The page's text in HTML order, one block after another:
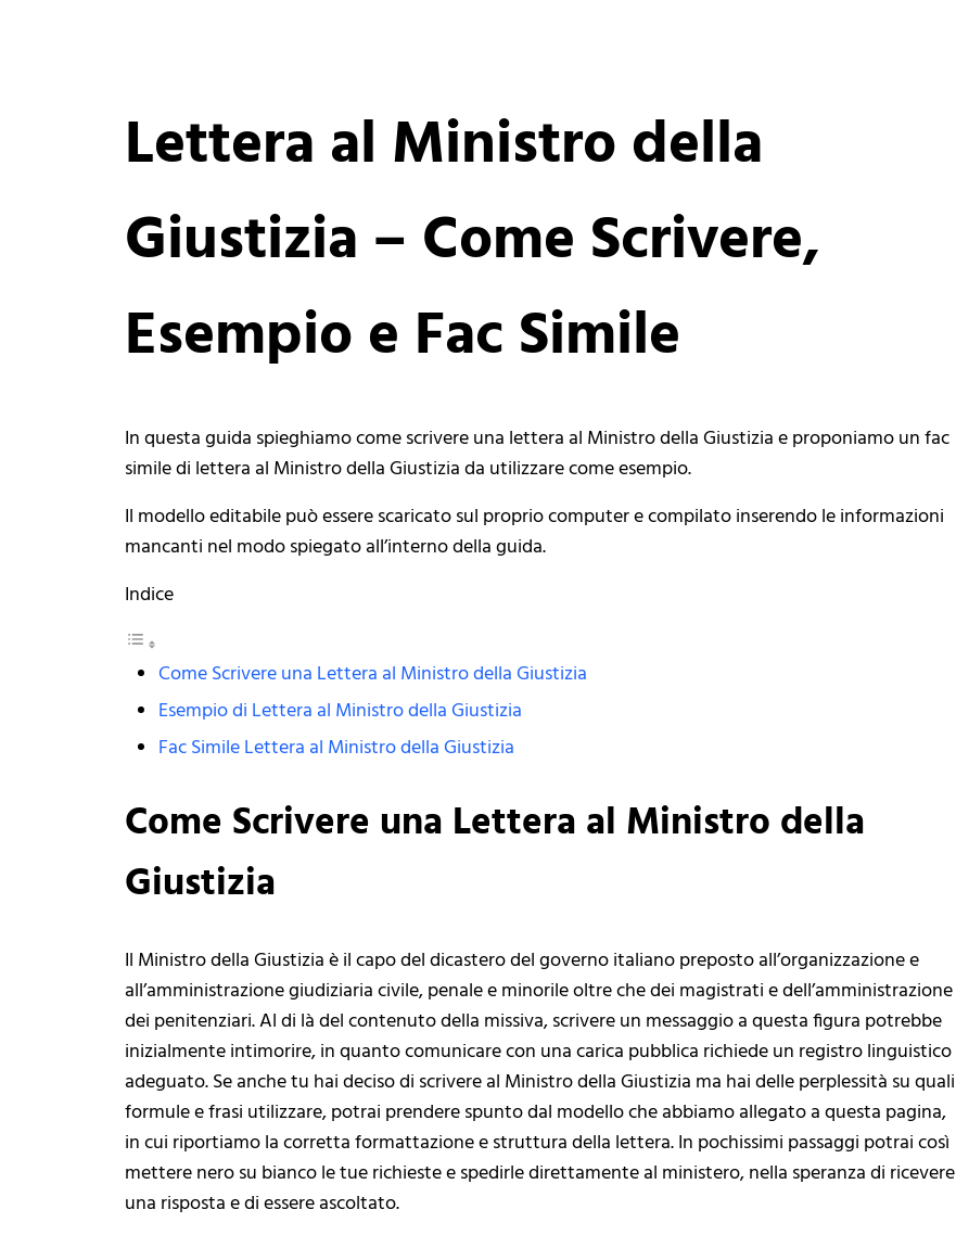
Lettera al Ministro della
Giustizia – Come Scrivere,
Esempio e Fac Simile
In questa guida spieghiamo come scrivere una lettera al Ministro della Giustizia e proponiamo un fac
simile di lettera al Ministro della Giustizia da utilizzare come esempio.
Il modello editabile può essere scaricato sul proprio computer e compilato inserendo le informazioni
mancanti nel modo spiegato all’interno della guida.
Indice
Come Scrivere una Lettera al Ministro della Giustizia
Esempio di Lettera al Ministro della Giustizia
Fac Simile Lettera al Ministro della Giustizia
Come Scrivere una Lettera al Ministro della
Giustizia
Il Ministro della Giustizia è il capo del dicastero del governo italiano preposto all’organizzazione e
all’amministrazione giudiziaria civile, penale e minorile oltre che dei magistrati e dell’amministrazione
dei penitenziari. Al di là del contenuto della missiva, scrivere un messaggio a questa figura potrebbe
inizialmente intimorire, in quanto comunicare con una carica pubblica richiede un registro linguistico
adeguato. Se anche tu hai deciso di scrivere al Ministro della Giustizia ma hai delle perplessità su quali
formule e frasi utilizzare, potrai prendere spunto dal modello che abbiamo allegato a questa pagina,
in cui riportiamo la corretta formattazione e struttura della lettera. In pochissimi passaggi potrai così
mettere nero su bianco le tue richieste e spedirle direttamente al ministero, nella speranza di ricevere
una risposta e di essere ascoltato.